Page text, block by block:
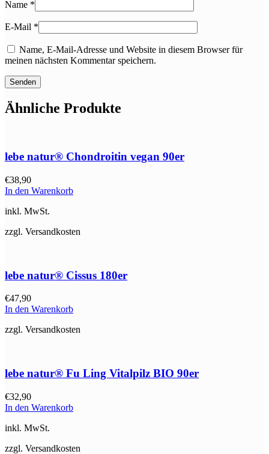
Name *
E-Mail *
Name, E-Mail-Adresse und Website in diesem Browser für
meinen nächsten Kommentar speichern.
Ähnliche Produkte
lebe natur® Chondroitin vegan 90er
€38,90
In den Warenkorb
inkl. MwSt.
zzgl. Versandkosten
lebe natur® Cissus 180er
€47,90
In den Warenkorb
zzgl. Versandkosten
lebe natur® Fu Ling Vitalpilz BIO 90er
€32,90
In den Warenkorb
inkl. MwSt.
zzgl. Versandkosten